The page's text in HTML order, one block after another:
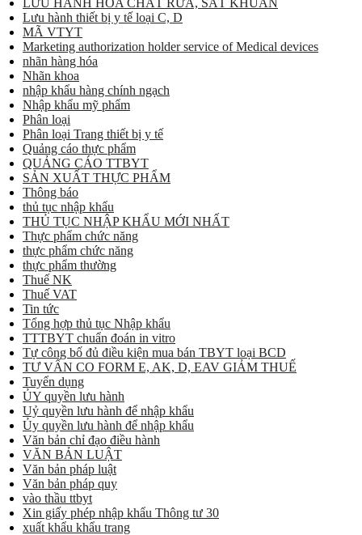
Lưu hành thiết bị y tế loại C, D
MÃ VTYT
Marketing authorization holder service of Medical devices
nhãn hàng hóa
Nhãn khoa
nhập khẩu hàng chính ngạch
Nhập khẩu mỹ phẩm
Phân loại
Phân loại Trang thiết bị y tế
Quảng cáo thực phẩm
QUẢNG CÁO TTBYT
SẢN XUẤT THỰC PHẨM
Thông báo
thủ tục nhập khẩu
THỦ TỤC NHẬP KHẨU MỚI NHẤT
Thực phẩm chức năng
thực phẩm chức năng
thực phẩm thường
Thuế NK
Thuế VAT
Tin tức
Tổng hợp thủ tục Nhập khẩu
TTTBYT chuẩn đoán in vitro
Tự công bố đủ điều kiện mua bán TBYT loại BCD
TƯ VẤN CO FORM E, AK, D, EAV GIẢM THUẾ
Tuyển dụng
ỦY quyền lưu hành
Uỷ quyền lưu hành để nhập khẩu
Ủy quyền lưu hành để nhập khẩu
Văn bản chỉ đạo điều hành
VĂN BẢN LUẬT
Văn bản pháp luật
Văn bản pháp quy
vào thầu ttbyt
Xin giấy phép nhập khẩu Thông tư 30
xuất khẩu khẩu trang